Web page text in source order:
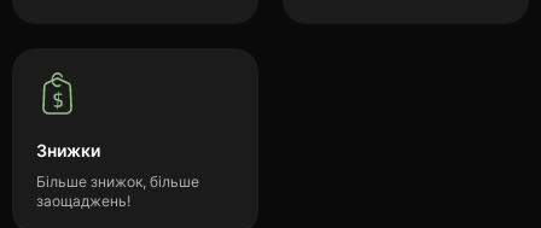
Знижки
Більше знижок, більше
заощаджень!